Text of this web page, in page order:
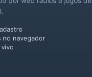
no navegador